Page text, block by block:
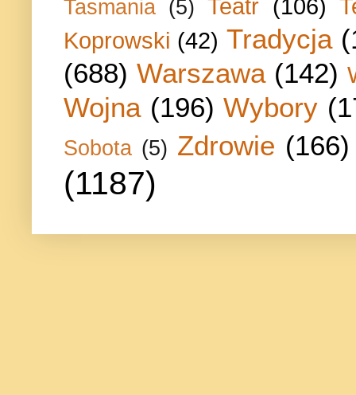
Tasmania (5) Teatr (106)
Koprowski (42) Tradycja
(688) Warszawa (142)
Wojna (196) Wybory
Sobota (5) Zdrowie (166)
(1187)